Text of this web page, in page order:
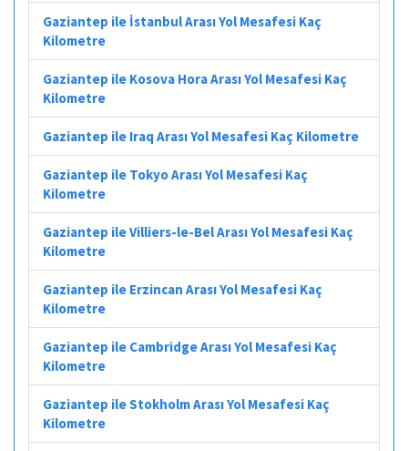
Gaziantep ile İstanbul Arası Yol Mesafesi Kaç
Kilometre
Gaziantep ile Kosova Hora Arası Yol Mesafesi Kaç
Kilometre
Gaziantep ile Iraq Arası Yol Mesafesi Kaç Kilometre
Gaziantep ile Tokyo Arası Yol Mesafesi Kaç
Kilometre
Gaziantep ile Villiers-le-Bel Arası Yol Mesafesi Kaç
Kilometre
Gaziantep ile Erzincan Arası Yol Mesafesi Kaç
Kilometre
Gaziantep ile Cambridge Arası Yol Mesafesi Kaç
Kilometre
Gaziantep ile Stokholm Arası Yol Mesafesi Kaç
Kilometre